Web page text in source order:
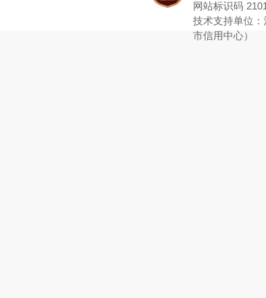
网站标识码
技术支持单位
市信用中心）